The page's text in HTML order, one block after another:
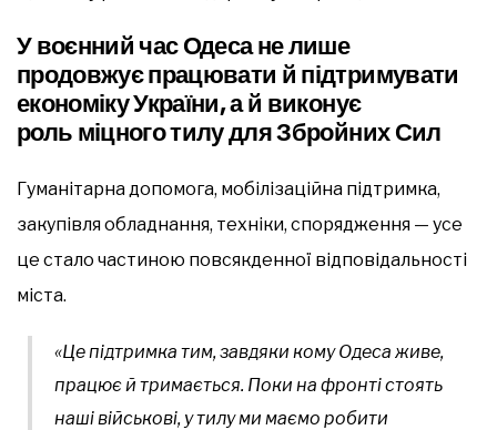
У воєнний час Одеса не лише
продовжує працювати й підтримувати
економіку України, а й виконує
роль міцного тилу для Збройних Сил
Гуманітарна допомога, мобілізаційна підтримка,
закупівля обладнання, техніки, спорядження — усе
це стало частиною повсякденної відповідальності
міста.
«Це підтримка тим, завдяки кому Одеса живе,
працює й тримається. Поки на фронті стоять
наші військові, у тилу ми маємо робити